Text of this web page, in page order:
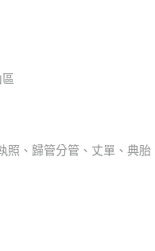
照、歸管分管、丈單、典